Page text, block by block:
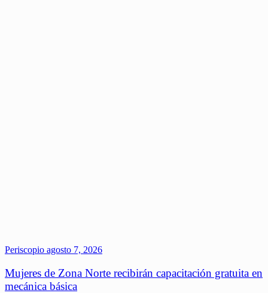
Periscopio agosto 7, 2026
Mujeres de Zona Norte recibirán capacitación gratuita en
mecánica básica